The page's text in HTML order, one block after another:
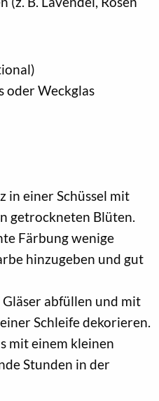
oder Weckglas
in einer Schüssel mit
getrockneten Blüten.
Färbung wenige
hinzugeben und gut
abfüllen und mit
Schleife dekorieren.
mit einem kleinen
Stunden in der